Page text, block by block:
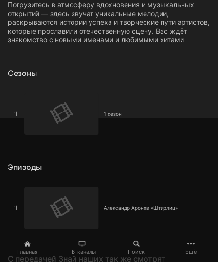
Главная ТВ-каналы Поиск Ещё
Погрузитесь в атмосферу вдохновения и музыкальных
открытий — здесь звучат уникальные мелодии,
раскрываются истории успеха и творческие пути артистов,
которые прославили отечественную сцену. Вас ждёт
знакомство с новыми именами и любимыми хитами
Сезоны
1 1 сезон
Эпизоды
1 Александр Аронов «Штирлиц»
C передачей Знай наших так же смотрят